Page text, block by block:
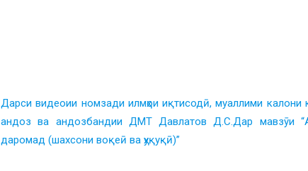
Дарси видеоии номзади илмҳои иқтисодӣ, муаллими калони
андоз ва андозбандии ДМТ Давлатов Д.С.Дар мавзӯи
даромад (шахсони воқеӣ ва ҳуқуқӣ)”